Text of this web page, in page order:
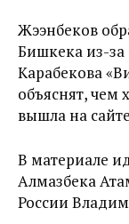
Жээнбеков
Бишкека из-за
Карабекова
объяснят, чем
вышла на
В материале
Алмазбека
России